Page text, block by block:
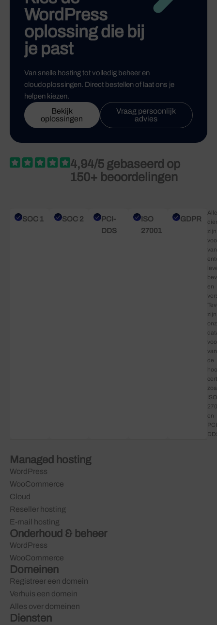
WordPress
oplossing die bij
je past
Van snelle hosting tot volledig beheer en
cloudoplossingen. Direct bestellen of laat ons je
helpen kiezen.
Bekijk
oplossingen
Vraag persoonlijk
advies
4,94/5 gebaseerd op
150+ beoordelingen
SOC 1 SOC 2
PCI-
DDS
ISO
27001
GDPR
Alle
zijn
van
en
zijn
van
de
ISO
en
Managed hosting
WordPress
WooCommerce
Cloud
Reseller hosting
E-mail hosting
Onderhoud & beheer
WordPress
WooCommerce
Domeinen
Registreer een domein
Verhuis een domein
Alles over domeinen
Diensten